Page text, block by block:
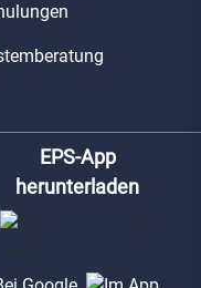
EPS-App
herunterladen